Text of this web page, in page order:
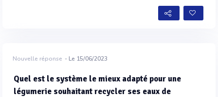
Nouvelle réponse - Le 15/06/2023
Quel est le système le mieux adapté pour une
légumerie souhaitant recycler ses eaux de